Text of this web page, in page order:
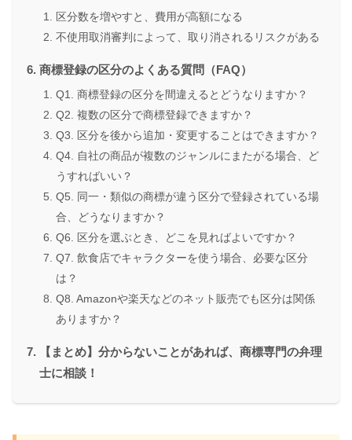
区分数を増やすと、費用が高額になる
不使用取消審判によって、取り消されるリスクがある
商標登録の区分のよくある質問（FAQ）
Q1. 商標登録の区分を間違えるとどうなりますか？
Q2. 複数の区分で商標登録できますか？
Q3. 区分を後から追加・変更することはできますか？
Q4. 自社の商品が複数のジャンルにまたがる場合、ど
うすればいい？
Q5. 同一・類似の商標が違う区分で登録されている場
合、どうなりますか？
Q6. 区分を選ぶとき、どこを見ればよいですか？
Q7. 飲食店でキャラクターを使う場合、必要な区分
は？
Q8. Amazonや楽天などのネット販売でも区分は関係
ありますか？
【まとめ】分からないことがあれば、商標専門の弁理
士に相談！